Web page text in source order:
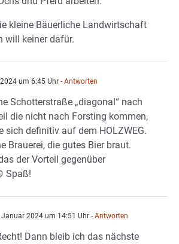
kleine Bäuerliche Landwirtschaft
will keiner dafür.
um 6:45 Uhr - Antworten
Schotterstraße „diagonal“ nach
die nicht nach Forsting kommen,
sich definitiv auf dem HOLZWEG.
Brauerei, die gutes Bier braut.
der Vorteil gegenüber
Spaß!
Januar 2024 um 14:51 Uhr - Antworten
Dann bleib ich das nächste